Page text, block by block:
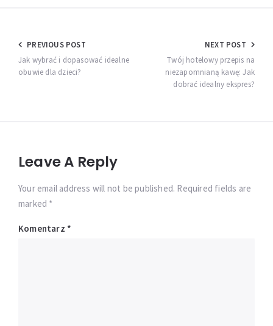
Nawigacja
wpisu
PREVIOUS POST
Jak wybrać i dopasować idealne
obuwie dla dzieci?
NEXT POST
Twój hotelowy przepis na
niezapomnianą kawę: Jak
dobrać idealny ekspres?
Leave A Reply
Your email address will not be published. Required fields are
marked *
Komentarz *